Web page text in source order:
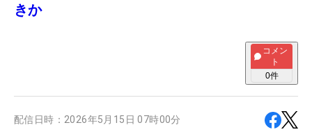
きか
コメン
ト
0件
配信日時： 2026年5月15日 07時00分